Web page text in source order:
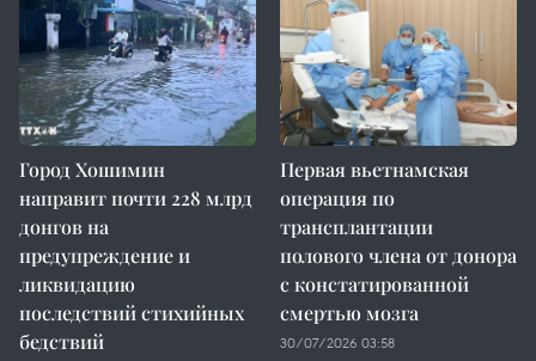
Город Хошимин
направит почти 228 млрд
донгов на
предупреждение и
ликвидацию
последствий стихийных
бедствий
Первая вьетнамская
операция по
трансплантации
полового члена от донора
с констатированной
смертью мозга
30/07/2026 03:58